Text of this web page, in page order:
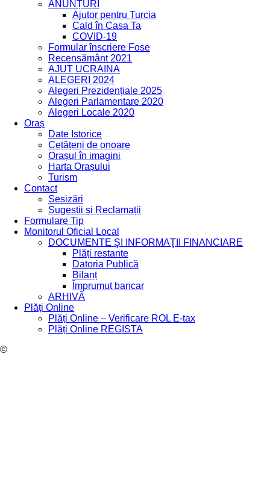
ANUNȚURI
Ajutor pentru Turcia
Cald în Casa Ta
COVID-19
Formular înscriere Fose
Recensământ 2021
AJUT UCRAINA
ALEGERI 2024
Alegeri Prezidențiale 2025
Alegeri Parlamentare 2020
Alegeri Locale 2020
Oraș
Date Istorice
Cetățeni de onoare
Orașul în imagini
Harta Orașului
Turism
Contact
Sesizări
Sugestii și Reclamații
Formulare Tip
Monitorul Oficial Local
DOCUMENTE ŞI INFORMAŢII FINANCIARE
Plăți restante
Datoria Publică
Bilanț
Împrumut bancar
ARHIVĂ
Plăți Online
Plăți Online – Verificare ROL E-tax
Plăți Online REGISTA
©